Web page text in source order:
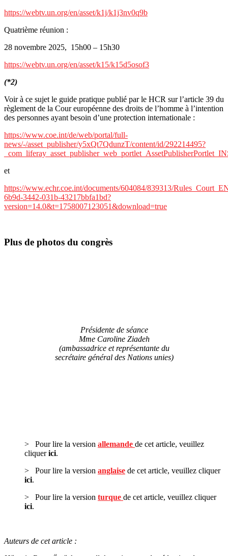
https://webtv.un.org/en/asset/k1j/k1j3nv0q9b
Quatrième réunion :
28 novembre 2025, 15h00 – 15h30
https://webtv.un.org/en/asset/k15/k15d5osof3
(*2)
Voir à ce sujet le guide pratique publié par le HCR sur l’article 39 du
règlement de la Cour européenne des droits de l’homme à l’intention
des personnes ayant besoin d’une protection internationale :
https://www.coe.int/de/web/portal/full-
news/-/asset_publisher/y5xQt7QdunzT/content/id/292214495?
et
https://www.echr.coe.int/documents/604084/839313/
6b9d-3442-031b-43217bbfa1bd?
version=14.0&t=1758007123051&download=true
Plus de photos du congrès
Présidente de séance
Mme Caroline Ziadeh
(ambassadrice et représentante du
secrétaire général des Nations unies)
> Pour lire la version allemande de cet article, veuillez
cliquerici.
> Pour lire la version anglaise de cet article, veuillez cliquer
ici.
> Pour lire la version turque de cet article, veuillez cliquer
ici.
Auteurs de cet article :